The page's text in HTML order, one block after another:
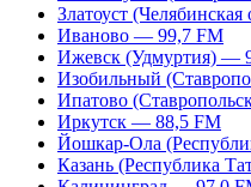
Златоуст
Иваново — 99,7 FM
Ижевск (Удмуртия) —
Изобильный
Ипатово
Иркутск — 88,5 FM
Йошкар-Ола
Казань (Республика